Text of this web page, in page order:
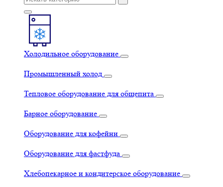
Холодильное оборудование
Промышленный холод
Тепловое оборудование для общепита
Барное оборудование
Оборудование для кофейни
Оборудование для фастфуда
Хлебопекарное и кондитерское оборудование